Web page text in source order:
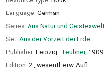
Language: German
Series: Aus Natur und Geisteswelt
Set: Aus der Vorzeit der Erde.
Publisher: Leipzig : Teubner, 1909
Edition: 2., wesentl. erw. Aufl